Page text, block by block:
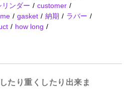
リンダー
customer
gasket 納期
ラバー
how long
たり重くしたり出来ま